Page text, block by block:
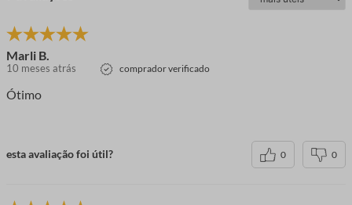
Marli B.
10 meses atrás comprador verificado
Ótimo
esta avaliação foi útil? 0 0